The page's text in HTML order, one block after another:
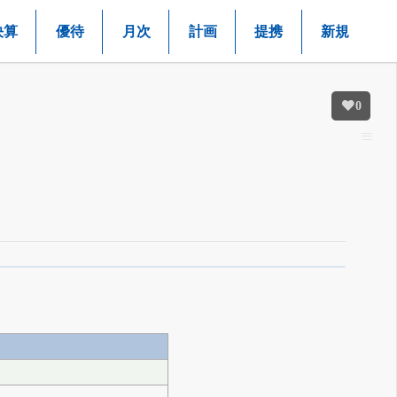
算 優待 月次 計画 提携 新規
0